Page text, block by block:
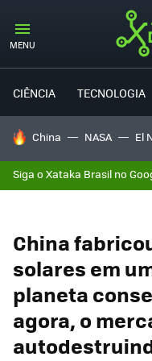
MENU
CIÊNCIA TECNOLOGIA
TENDÊNCIAS DO DIA
China NASA El
Siga o Xataka Brasil no
China
solares em
planeta
agora, o